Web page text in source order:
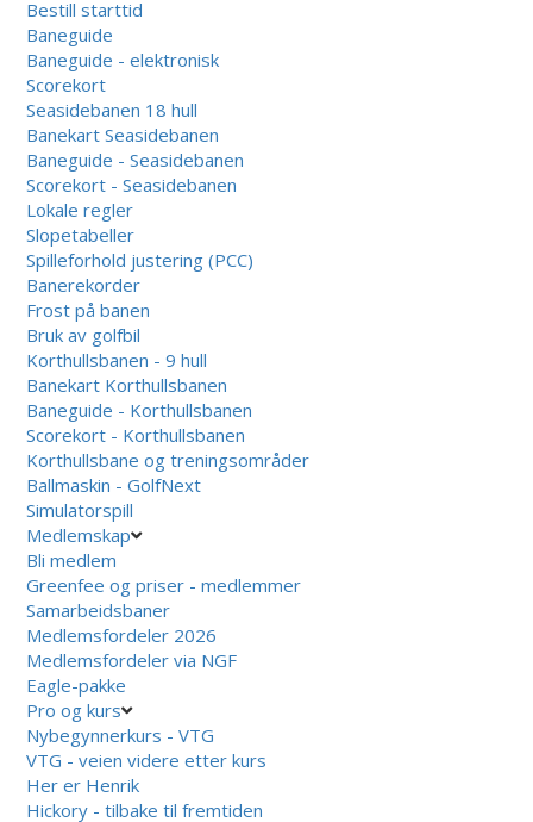
Bestill starttid
Baneguide
Baneguide - elektronisk
Scorekort
Seasidebanen 18 hull
Banekart Seasidebanen
Baneguide - Seasidebanen
Scorekort - Seasidebanen
Lokale regler
Slopetabeller
Spilleforhold justering (PCC)
Banerekorder
Frost på banen
Bruk av golfbil
Korthullsbanen - 9 hull
Banekart Korthullsbanen
Baneguide - Korthullsbanen
Scorekort - Korthullsbanen
Korthullsbane og treningsområder
Ballmaskin - GolfNext
Simulatorspill
Medlemskap
Bli medlem
Greenfee og priser - medlemmer
Samarbeidsbaner
Medlemsfordeler 2026
Medlemsfordeler via NGF
Eagle-pakke
Pro og kurs
Nybegynnerkurs - VTG
VTG - veien videre etter kurs
Her er Henrik
Hickory - tilbake til fremtiden